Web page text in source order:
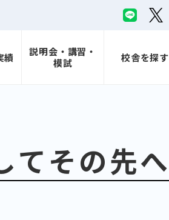
績
説明会・講習・
模試
校舎を探す
てその先へ